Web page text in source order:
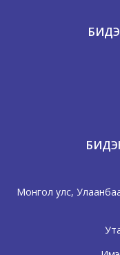
Монгол улс,